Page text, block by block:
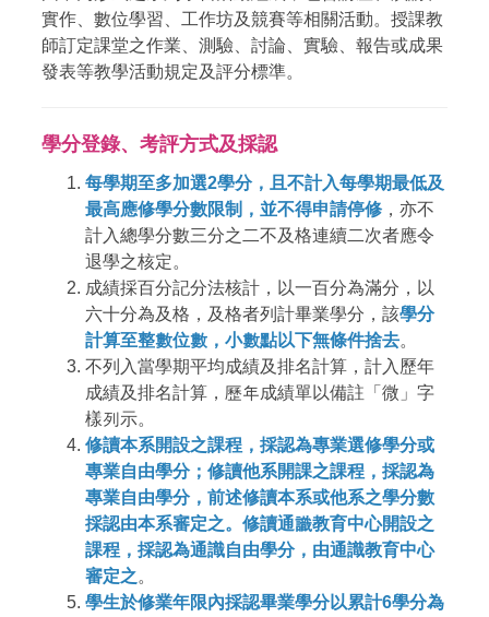
實作、數位學習、工作坊及競賽等相關活動。授課教
師訂定課堂之作業、測驗、討論、實驗、報告或成果
發表等教學活動規定及評分標準。
學分登錄、考評方式及採認
每學期至多加選2學分，且不計入每學期最低及
最高應修學分數限制，並不得申請停修 ，亦不
計入總學分數三分之二不及格連續二次者應令
退學之核定。
成績採百分記分法核計，以一百分為滿分，以
六十分為及格，及格者列計畢業學分，該學分
計算至整數位數，小數點以下無條件捨去。
不列入當學期平均成績及排名計算，計入歷年
成績及排名計算，歷年成績單以備註「微」字
樣列示。
修讀本系開設之課程，採認為專業選修學分或
專業自由學分；修讀他系開課之課程，採認為
專業自由學分，前述修讀本系或他系之學分數
採認由本系審定之。修讀通識教育中心開設之
課程，採認為通識自由學分，由通識教育中心
審定之。
學生於修業年限內採認畢業學分以累計6學分為